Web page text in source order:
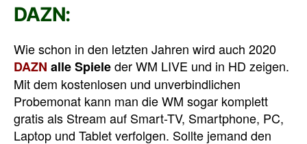
DAZN:
Wie schon in den letzten Jahren wird auch 2020
DAZN alle Spieleder WM LIVE und in HD zeigen.
Mit dem kostenlosen und unverbindlichen
Probemonat kann man die WM sogar komplett
gratis als Stream auf Smart-TV, Smartphone, PC,
Laptop und Tablet verfolgen. Sollte jemand den